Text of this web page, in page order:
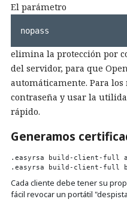
El parámetro
nopass
elimina la protección por
del servidor, para que
automáticamente. Para
contraseña y usar la
rápido.
Generamos
.easyrsa build-client-full
Cada cliente debe tener su
fácil revocar un portátil